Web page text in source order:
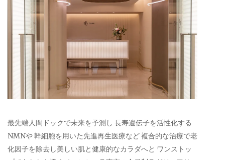
最先端人間ドックで未来を予測し 長寿遺伝子を活性化する
NMNや 幹細胞を用いた先進再生医療など 複合的な治療で老
化因子を除去し美しい肌と健康的なカラダへと ワンストッ